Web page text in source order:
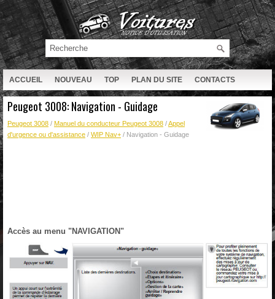
ACCUEIL NOUVEAU TOP PLAN DU SITE CONTACTS
RECHERCHE
Peugeot 3008: Navigation - Guidage
Peugeot 3008 / Manuel du conducteur Peugeot 3008 /Appel
d'urgence ou d'assistance / WIP Nav+ / Navigation - Guidage
Accès au menu "NAVIGATION"